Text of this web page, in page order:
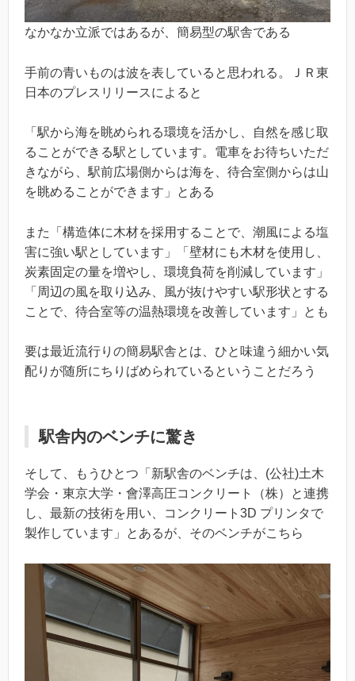
なかなか立派ではあるが、簡易型の駅舎である
手前の青いものは波を表していると思われる。ＪＲ東
日本のプレスリリースによると
「駅から海を眺められる環境を活かし、自然を感じ取
ることができる駅としています。電車をお待ちいただ
きながら、駅前広場側からは海を、待合室側からは山
を眺めることができます」とある
また「構造体に木材を採用することで、潮風による塩
害に強い駅としています」「壁材にも木材を使用し、
炭素固定の量を増やし、環境負荷を削減しています」
「周辺の風を取り込み、風が抜けやすい駅形状とする
ことで、待合室等の温熱環境を改善しています」とも
要は最近流行りの簡易駅舎とは、ひと味違う細かい気
配りが随所にちりばめられているということだろう
駅舎内のベンチに驚き
そして、もうひとつ「新駅舎のベンチは、(公社)土木
学会・東京大学・會澤高圧コンクリート（株）と連携
し、最新の技術を用い、コンクリート3D プリンタで
製作しています」とあるが、そのベンチがこちら